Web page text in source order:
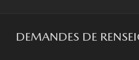
DEMANDES DE